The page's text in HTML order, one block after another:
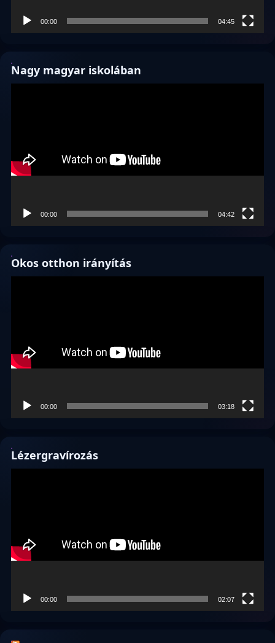
00:00 04:45
Nagy magyar iskolában
00:00 04:42
Okos otthon irányítás
00:00 03:18
Lézergravírozás
00:00 02:07